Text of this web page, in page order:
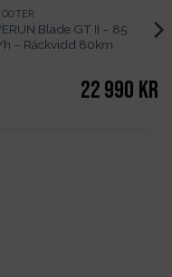
I
Blade GT II – 85
– Räckvidd 80km
22 990 kr